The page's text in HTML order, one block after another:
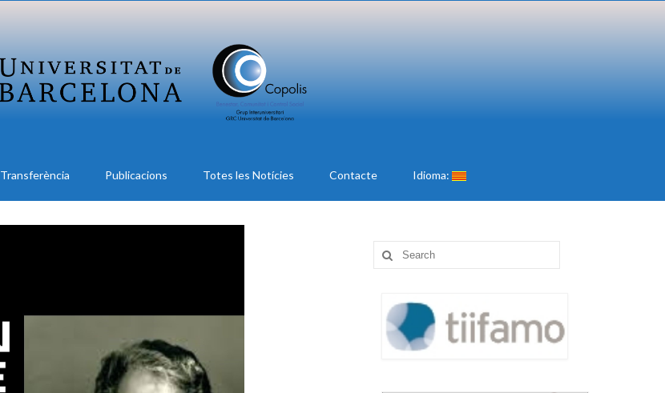
Transferència Publicacions Totes les Notícies Contacte Idioma:
Search
for: